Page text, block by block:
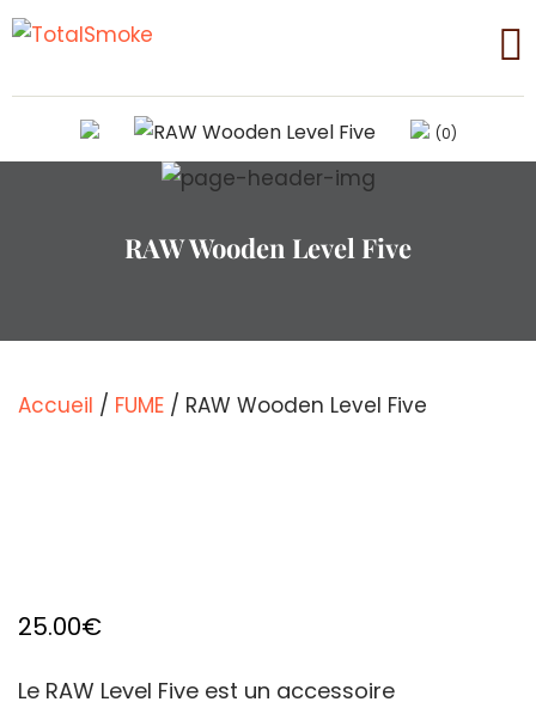
(0)
RAW Wooden Level Five
Accueil / FUME / RAW Wooden Level Five
25.00€
Le RAW Level Five est un accessoire